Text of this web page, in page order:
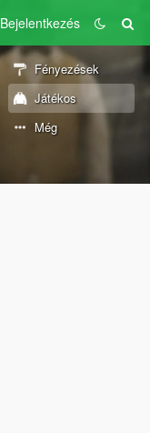
Bejelentkezés
Fényezések
Játékos
Még